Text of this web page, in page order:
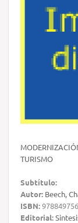
TURISMO
Subtítulo:
Autor: Beech,
ISBN:
Editorial: